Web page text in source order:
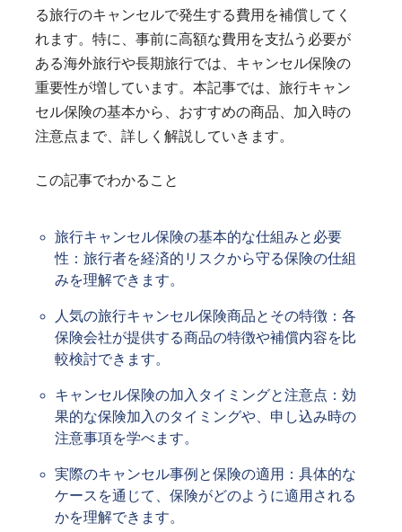
る旅行のキャンセルで発生する費用を補償してく
れます。特に、事前に高額な費用を支払う必要が
ある海外旅行や長期旅行では、キャンセル保険の
重要性が増しています。本記事では、旅行キャン
セル保険の基本から、おすすめの商品、加入時の
注意点まで、詳しく解説していきます。
この記事でわかること
旅行キャンセル保険の基本的な仕組みと必要
性：旅行者を経済的リスクから守る保険の仕組
みを理解できます。
人気の旅行キャンセル保険商品とその特徴：各
保険会社が提供する商品の特徴や補償内容を比
較検討できます。
キャンセル保険の加入タイミングと注意点：効
果的な保険加入のタイミングや、申し込み時の
注意事項を学べます。
実際のキャンセル事例と保険の適用：具体的な
ケースを通じて、保険がどのように適用される
かを理解できます。